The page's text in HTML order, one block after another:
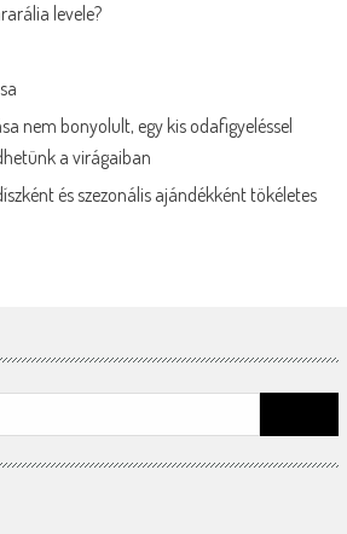
levele?
nem bonyolult, egy kis odafigyeléssel
a virágaiban
és szezonális ajándékként tökéletes
for: